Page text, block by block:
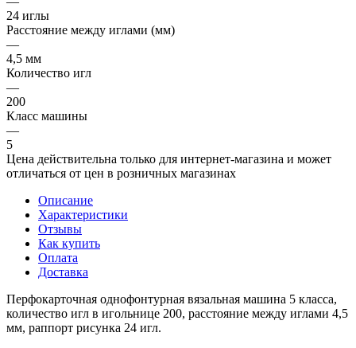
24 иглы
Расстояние между иглами (мм)
—
4,5 мм
Количество игл
—
200
Класс машины
—
5
Цена действительна только для интернет-магазина и может
отличаться от цен в розничных магазинах
Описание
Характеристики
Отзывы
Как купить
Оплата
Доставка
Перфокарточная однофонтурная вязальная машина 5 класса,
количество игл в игольнице 200, расстояние между иглами 4,5
мм, раппорт рисунка 24 игл.